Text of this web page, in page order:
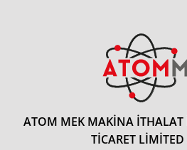
ATOM MEK MAKİNA İTHALAT
TİCARET LİMİTED